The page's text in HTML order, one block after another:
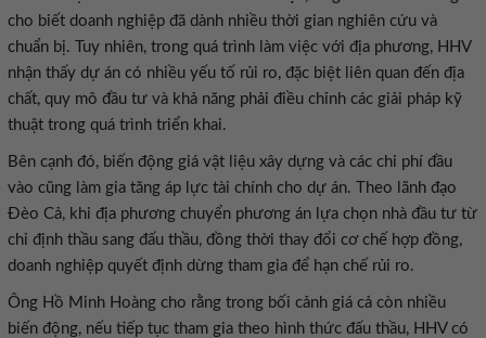
cho biết doanh nghiệp đã dành nhiều thời gian nghiên cứu và
chuẩn bị. Tuy nhiên, trong quá trình làm việc với địa phương, HHV
nhận thấy dự án có nhiều yếu tố rủi ro, đặc biệt liên quan đến địa
chất, quy mô đầu tư và khả năng phải điều chỉnh các giải pháp kỹ
thuật trong quá trình triển khai.
Bên cạnh đó, biến động giá vật liệu xây dựng và các chi phí đầu
vào cũng làm gia tăng áp lực tài chính cho dự án. Theo lãnh đạo
Đèo Cả, khi địa phương chuyển phương án lựa chọn nhà đầu tư từ
chỉ định thầu sang đấu thầu, đồng thời thay đổi cơ chế hợp đồng,
doanh nghiệp quyết định dừng tham gia để hạn chế rủi ro.
Ông Hồ Minh Hoàng cho rằng trong bối cảnh giá cả còn nhiều
biến động, nếu tiếp tục tham gia theo hình thức đấu thầu, HHV có